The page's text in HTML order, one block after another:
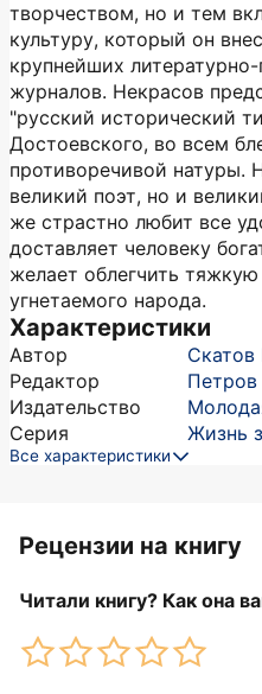
творчеством, но и тем
культуру, который он
крупнейших
журналов. Некрасов
"русский исторический
Достоевского, во всем
противоречивой натуры.
великий поэт, но и
же страстно любит все
доставляет человеку
желает облегчить
угнетаемого народа.
Характеристики
Автор
Скатов
Редактор
Петров
Издательство
Серия
Жизнь
Все характеристики
Рецензии на книгу
Читали книгу? Как она